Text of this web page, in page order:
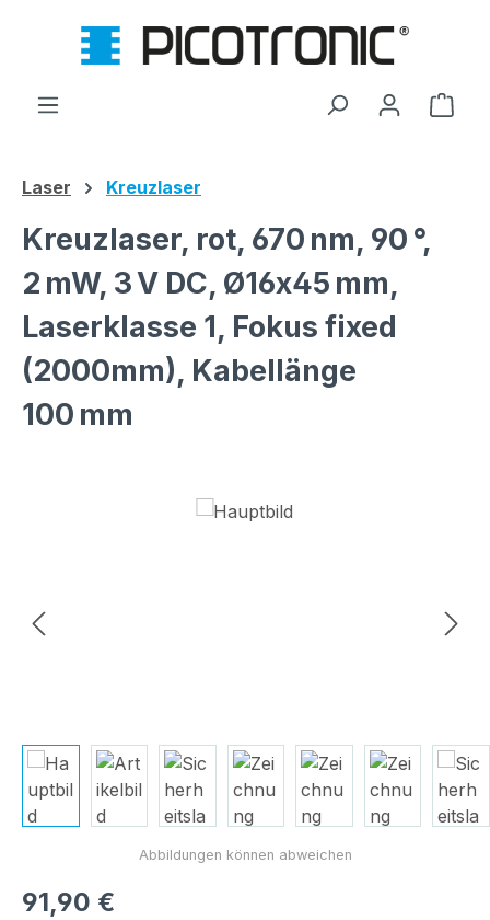
Zum Hauptinhalt springen
Laser Kreuzlaser
Kreuzlaser, rot, 670 nm, 90 °,
2 mW, 3 V DC, Ø16x45 mm,
Laserklasse 1, Fokus fixed
(2000mm), Kabellänge
100 mm
Bildergalerie überspringen
Regulärer Preis:
91,90 €